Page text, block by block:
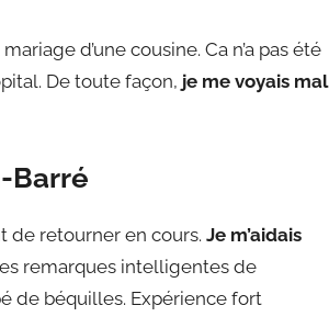
d’une cousine. Ca n’a pas été
De toute façon, je me voyais mal
Barré
de retourner en cours. Je m’aidais
remarques intelligentes de
de béquilles. Expérience fort